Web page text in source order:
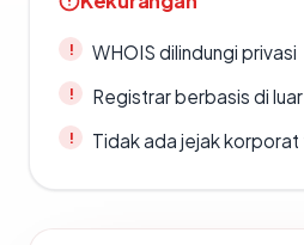
WHOIS dilindungi privasi
Registrar berbasis di
Tidak ada jejak